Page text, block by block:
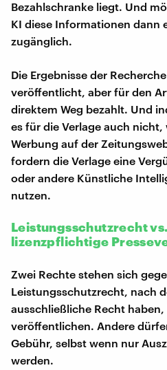
Bezahlschranke liegt. Und
KI diese Informationen dann
zugänglich.
Die Ergebnisse der
veröffentlicht, aber für den
direktem Weg bezahlt. Und
es für die Verlage auch
Werbung auf der
fordern die Verlage eine
oder andere Künstliche
nutzen.
Leistungsschutzrecht
lizenzpflichtige
Zwei Rechte stehen sich
Leistungsschutzrecht, nach
ausschließliche Recht
veröffentlichen. Andere
Gebühr, selbst wenn nur
werden.